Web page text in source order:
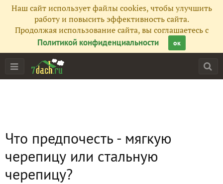
Наш сайт использует файлы cookies, чтобы улучшить
работу и повысить эффективность сайта.
Продолжая использование сайта, вы соглашаетесь с
Политикой конфиденциальности
ок
Что предпочесть - мягкую
черепицу или стальную
черепицу?